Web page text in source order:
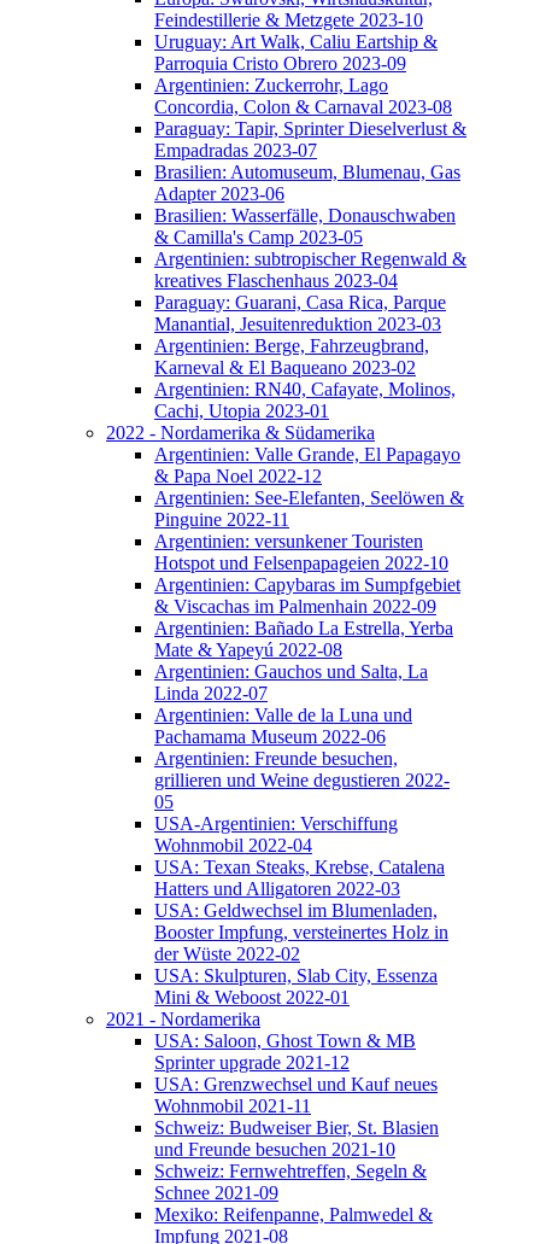
Feindestillerie & Metzgete 2023-10
Uruguay: Art Walk, Caliu Eartship &
Parroquia Cristo Obrero 2023-09
Argentinien: Zuckerrohr, Lago
Concordia, Colon & Carnaval 2023-08
Paraguay: Tapir, Sprinter Dieselverlust &
Empadradas 2023-07
Brasilien: Automuseum, Blumenau, Gas
Adapter 2023-06
Brasilien: Wasserfälle, Donauschwaben
& Camilla's Camp 2023-05
Argentinien: subtropischer Regenwald &
kreatives Flaschenhaus 2023-04
Paraguay: Guarani, Casa Rica, Parque
Manantial, Jesuitenreduktion 2023-03
Argentinien: Berge, Fahrzeugbrand,
Karneval & El Baqueano 2023-02
Argentinien: RN40, Cafayate, Molinos,
Cachi, Utopia 2023-01
2022 - Nordamerika & Südamerika
Argentinien: Valle Grande, El Papagayo
& Papa Noel 2022-12
Argentinien: See-Elefanten, Seelöwen &
Pinguine 2022-11
Argentinien: versunkener Touristen
Hotspot und Felsenpapageien 2022-10
Argentinien: Capybaras im Sumpfgebiet
& Viscachas im Palmenhain 2022-09
Argentinien: Bañado La Estrella, Yerba
Mate & Yapeyú 2022-08
Argentinien: Gauchos und Salta, La
Linda 2022-07
Argentinien: Valle de la Luna und
Pachamama Museum 2022-06
Argentinien: Freunde besuchen,
grillieren und Weine degustieren 2022-
05
USA-Argentinien: Verschiffung
Wohnmobil 2022-04
USA: Texan Steaks, Krebse, Catalena
Hatters und Alligatoren 2022-03
USA: Geldwechsel im Blumenladen,
Booster Impfung, versteinertes Holz in
der Wüste 2022-02
USA: Skulpturen, Slab City, Essenza
Mini & Weboost 2022-01
2021 - Nordamerika
USA: Saloon, Ghost Town & MB
Sprinter upgrade 2021-12
USA: Grenzwechsel und Kauf neues
Wohnmobil 2021-11
Schweiz: Budweiser Bier, St. Blasien
und Freunde besuchen 2021-10
Schweiz: Fernwehtreffen, Segeln &
Schnee 2021-09
Mexiko: Reifenpanne, Palmwedel &
Impfung 2021-08